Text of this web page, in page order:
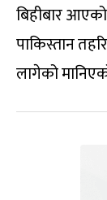
बिहीबार
पाकिस्तान
लागेको